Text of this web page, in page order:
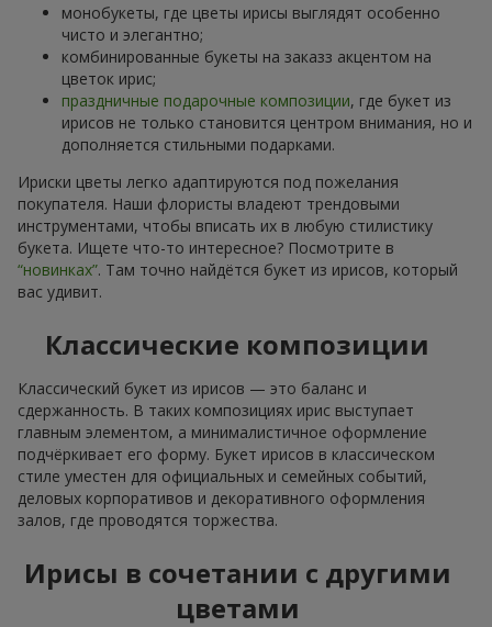
монобукеты, где цветы ирисы выглядят особенно
чисто и элегантно;
комбинированные букеты на заказз акцентом на
цветок ирис;
праздничные подарочные композиции, где букет из
ирисов не только становится центром внимания, но и
дополняется стильными подарками.
Ириски цветы легко адаптируются под пожелания
покупателя. Наши флористы владеют трендовыми
инструментами, чтобы вписать их в любую стилистику
букета. Ищете что-то интересное? Посмотрите в
“новинках”. Там точно найдётся букет из ирисов, который
вас удивит.
Классические композиции
Классический букет из ирисов — это баланс и
сдержанность. В таких композициях ирис выступает
главным элементом, а минималистичное оформление
подчёркивает его форму. Букет ирисов в классическом
стиле уместен для официальных и семейных событий,
деловых корпоративов и декоративного оформления
залов, где проводятся торжества.
Ирисы в сочетании с другими
цветами